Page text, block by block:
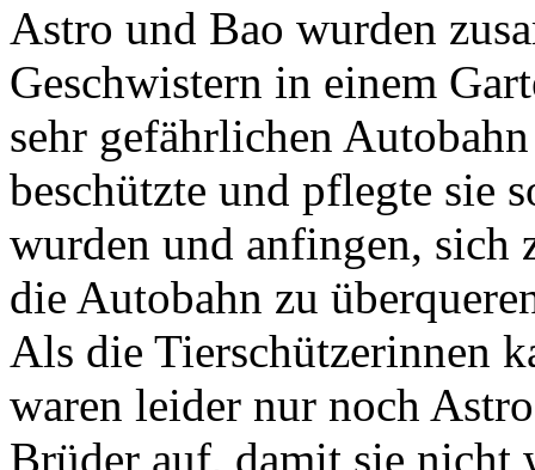
Astro und Bao wurden
Geschwistern in einem
sehr gefährlichen
beschützte und pflegte sie
wurden und anfingen, sich
die Autobahn zu
Als die Tierschützerinnen
waren leider nur noch
Brüder auf, damit sie nicht